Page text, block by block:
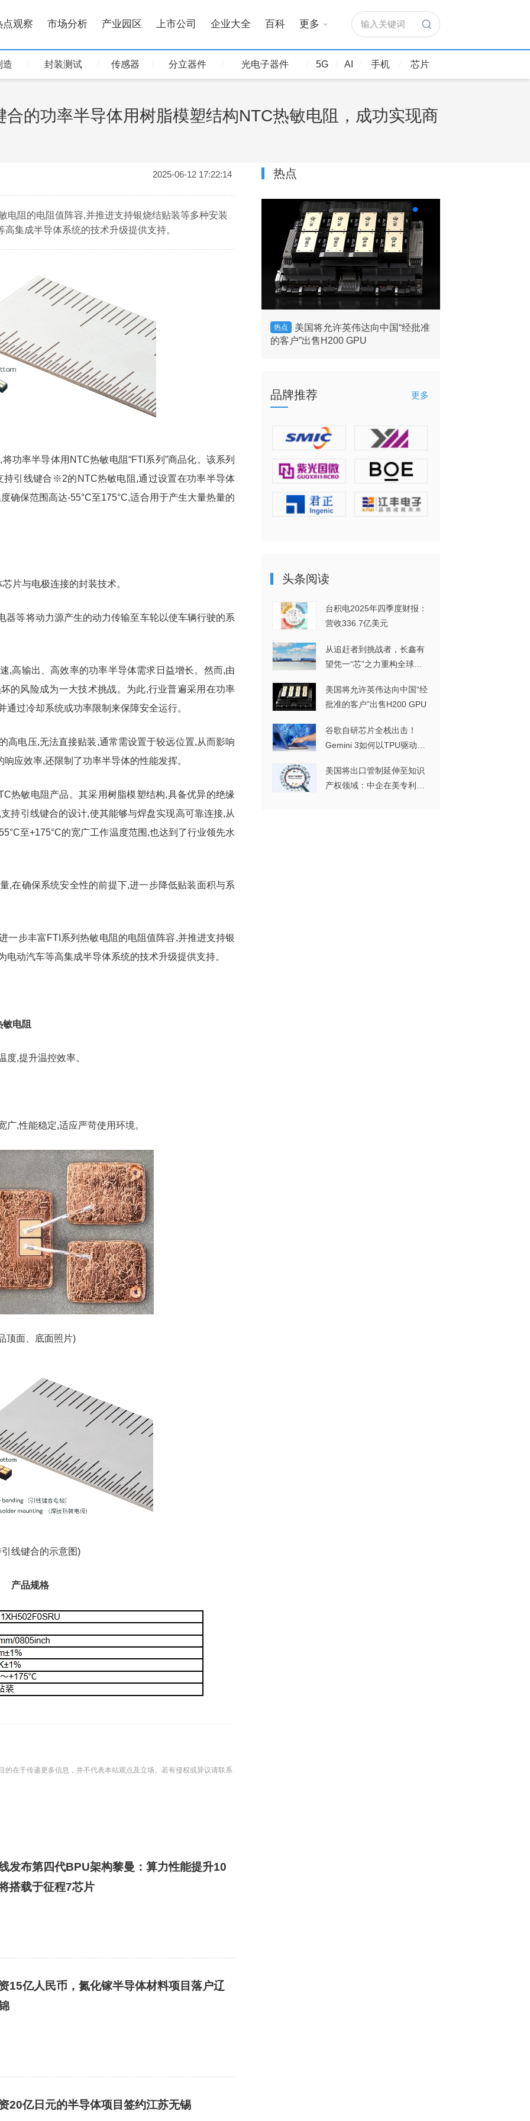
点观察 市场分析 产业园区 上市公司 企业大全 百科 更多 输入关键词
造 封装测试 传感器 分立器件 光电子器件 5G AI 手机 芯片
的功率半导体用树脂模塑结构NTC热敏电阻，成功实现商
2025-06-12 17:22:14
电阻的电阻值阵容,并推进支持银烧结贴装等多种安装
集成半导体系统的技术升级提供支持。
功率半导体用NTC热敏电阻“FTI系列”商品化。该系列
引线键合※2的NTC热敏电阻,通过设置在功率半导体
确保范围高达-55°C至175°C,适合用于产生大量热量的
片与电极连接的封装技术。
等将动力源产生的动力传输至车轮以使车辆行驶的系
,高输出、高效率的功率半导体需求日益增长。然而,由
的风险成为一大技术挑战。为此,行业普遍采用在功率
过冷却系统或功率限制来保障安全运行。
高电压,无法直接贴装,通常需设置于较远位置,从而影响
应效率,还限制了功率半导体的性能发挥。
热敏电阻产品。其采用树脂模塑结构,具备优异的绝缘
持引线键合的设计,使其能够与焊盘实现高可靠连接,从
至+175°C的宽广工作温度范围,也达到了行业领先水
,在确保系统安全性的前提下,进一步降低贴装面积与系
一步丰富FTI系列热敏电阻的电阻值阵容,并推进支持银
动汽车等高集成半导体系统的技术升级提供支持。
电阻
度,提升温控效率。
,性能稳定,适应严苛使用环境。
顶面、底面照片)
线键合的示意图)
产品规格
在于传递更多信息，并不代表本站观点及立场。若有侵权或异议请联系
发布第四代BPU架构黎曼：算力性能提升10
搭载于征程7芯片
15亿人民币，氮化镓半导体材料项目落户辽
20亿日元的半导体项目签约江苏无锡
热点
从追赶者到挑战者，长鑫有望凭
一“芯”之力重构全球DRAM格局
热点
美国将允许英伟达向中国“经批准
的客户”出售H200 GPU
品牌推荐 更多
头条阅读
台积电2025年四季度财报：
营收336.7亿美元
从追赶者到挑战者，长鑫有
望凭一“芯”之力重构全球
美国将允许英伟达向中国“经
批准的客户”出售H200 GPU
谷歌自研芯片全栈出击！
Gemini 3如何以TPU驱动实
美国将出口管制延伸至知识
产权领域：中企在美专利维